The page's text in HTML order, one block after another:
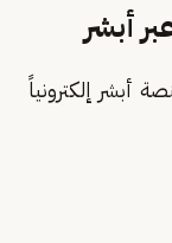
أبشر
أبشر إلكترونياً